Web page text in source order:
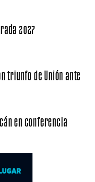
2027
triunfo de Unión ante
en conferencia